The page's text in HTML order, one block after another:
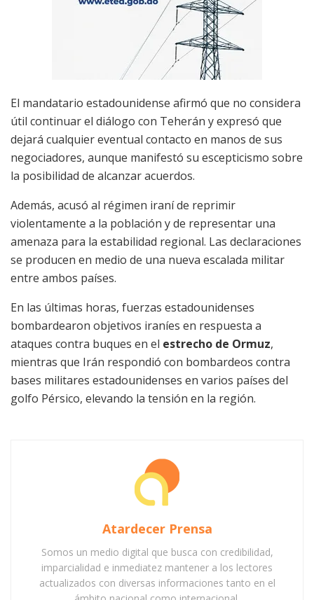
El mandatario estadounidense afirmó que no considera
útil continuar el diálogo con Teherán y expresó que
dejará cualquier eventual contacto en manos de sus
negociadores, aunque manifestó su escepticismo sobre
la posibilidad de alcanzar acuerdos.
Además, acusó al régimen iraní de reprimir
violentamente a la población y de representar una
amenaza para la estabilidad regional. Las declaraciones
se producen en medio de una nueva escalada militar
entre ambos países.
En las últimas horas, fuerzas estadounidenses
bombardearon objetivos iraníes en respuesta a
ataques contra buques en el estrecho de Ormuz,
mientras que Irán respondió con bombardeos contra
bases militares estadounidenses en varios países del
golfo Pérsico, elevando la tensión en la región.
Atardecer Prensa
Somos un medio digital que busca con credibilidad,
imparcialidad e inmediatez mantener a los lectores
actualizados con diversas informaciones tanto en el